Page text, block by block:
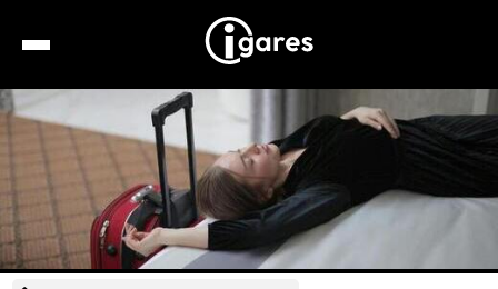
Location de voiture
Hôtels
Taxis